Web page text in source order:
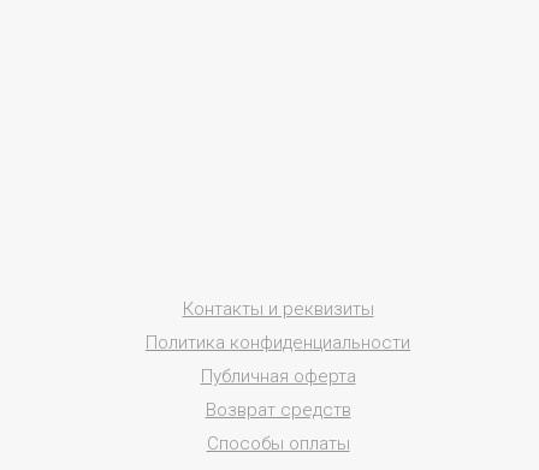
Контакты и реквизиты
Публичная оферта
Политика конфиденциальности
Способы оплаты
Возврат средств